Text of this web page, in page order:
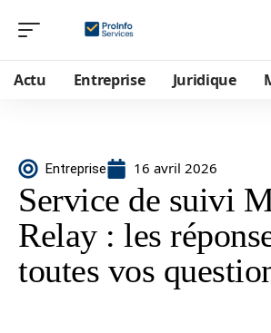
Actu Entreprise Juridique
Entreprise 16 avril 2026
Service de suivi
Relay : les
toutes vos